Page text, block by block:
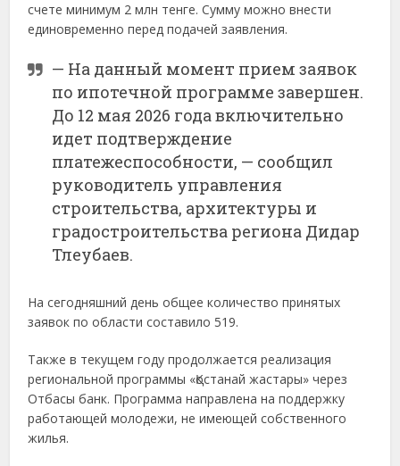
счете минимум 2 млн тенге. Сумму можно внести
единовременно перед подачей заявления.
— На данный момент прием заявок
по ипотечной программе завершен.
До 12 мая 2026 года включительно
идет подтверждение
платежеспособности, — сообщил
руководитель управления
строительства, архитектуры и
градостроительства региона Дидар
Тлеубаев.
На сегодняшний день общее количество принятых
заявок по области составило 519.
Также в текущем году продолжается реализация
региональной программы «Қостанай жастары» через
Отбасы банк. Программа направлена на поддержку
работающей молодежи, не имеющей собственного
жилья.